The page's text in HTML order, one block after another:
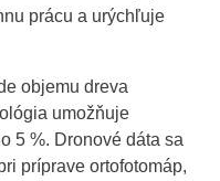
prácu a urýchľuje
objemu dreva
umožňuje
5 %. Dronové dáta sa
príprave ortofotomáp,